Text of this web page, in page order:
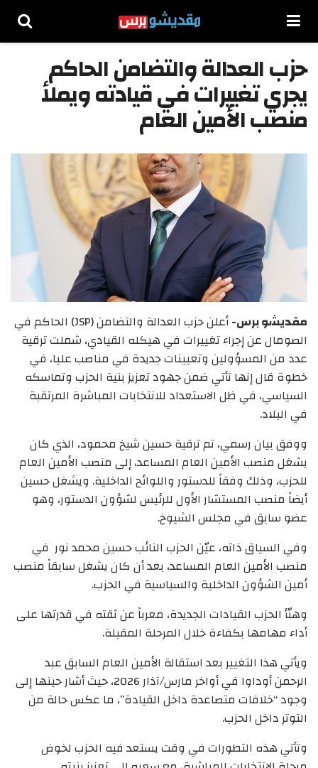
حزب العدالة والتضامن الحاكم
يجري تغييرات في قيادته ويملأ
منصب الأمين العام
مقديشو برس-
أعلن حزب العدالة والتضامن (JSP) الحاكم في
الصومال عن إجراء تغييرات في هيكله القيادي، شملت ترقية
عدد من المسؤولين وتعيينات جديدة في مناصب عليا، في
خطوة قال إنها تأتي ضمن جهود تعزيز بنية الحزب وتماسكه
السياسي، في ظل الاستعداد للانتخابات المباشرة المرتقبة
في البلاد.
ووفق بيان رسمي، تم ترقية حسين شيخ محمود، الذي كان
يشغل منصب الأمين العام المساعد، إلى منصب الأمين العام
للحزب، وذلك وفقاً للدستور واللوائح الداخلية. ويشغل حسين
أيضاً منصب المستشار الأول للرئيس لشؤون الدستور، وهو
عضو سابق في مجلس الشيوخ.
وفي السياق ذاته، عيّن الحزب النائب حسين محمد نور في
منصب الأمين العام المساعد، بعد أن كان يشغل سابقاً منصب
أمين الشؤون الداخلية والسياسية في الحزب.
وهنّأ الحزب القيادات الجديدة، معرباً عن ثقته في قدرتها على
أداء مهامها بكفاءة خلال المرحلة المقبلة.
ويأتي هذا التغيير بعد استقالة الأمين العام السابق عبد
الرحمن أوداوا في أواخر مارس/آذار 2026، حيث أشار حينها إلى
وجود “خلافات متصاعدة داخل القيادة”، ما عكس حالة من
التوتر داخل الحزب.
وتأتي هذه التطورات في وقت يستعد فيه الحزب لخوض